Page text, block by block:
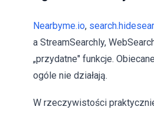
Nearbyme.io,
a StreamSearchly,
„przydatne" funkcje.
ogóle nie działają.
W rzeczywistości